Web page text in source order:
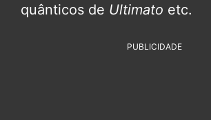
quânticos de Ultimato etc.
PUBLICIDADE